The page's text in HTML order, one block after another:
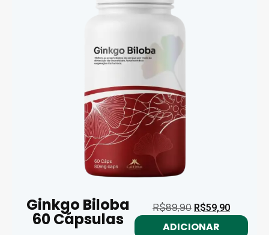
Ginkgo Biloba
60 Cápsulas ADICIONAR
R$89,90 R$59,90